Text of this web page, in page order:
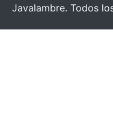
Javalambre. Todos